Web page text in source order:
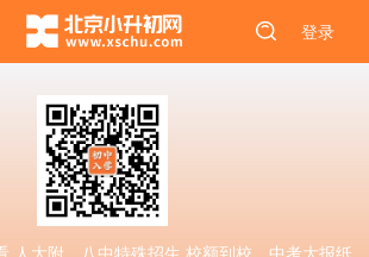
登录
人大附、八中特殊招生 校额到校、中考大报纸